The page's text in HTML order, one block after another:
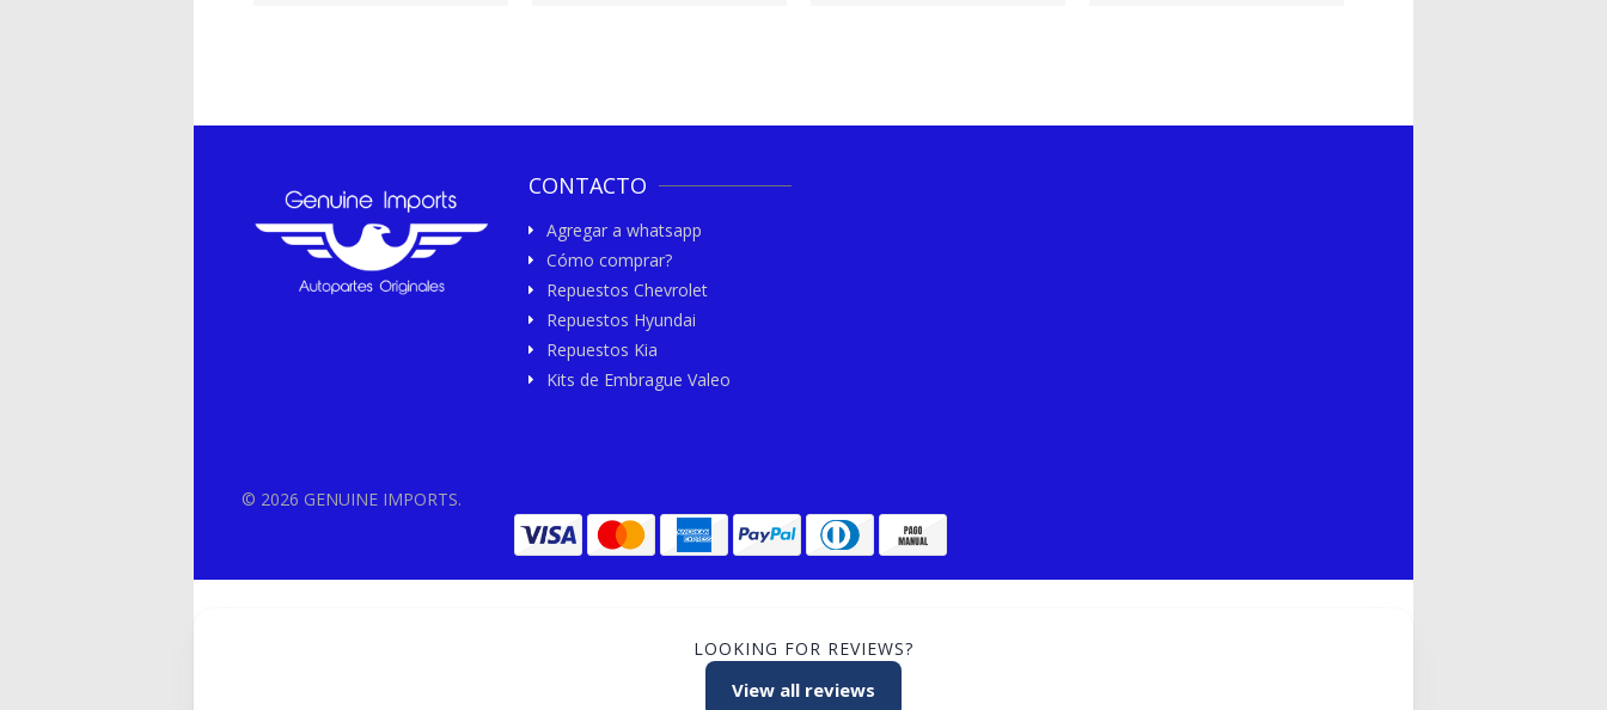
CONTACTO
Agregar a whatsapp
Cómo comprar?
Repuestos Chevrolet
Repuestos Hyundai
Repuestos Kia
Kits de Embrague Valeo
© 2026 GENUINE IMPORTS.
LOOKING FOR REVIEWS?
View all reviews